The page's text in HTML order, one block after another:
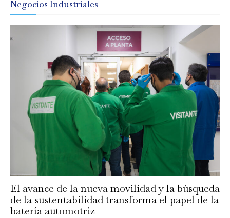
Negocios Industriales
El avance de la nueva movilidad y la búsqueda
de la sustentabilidad transforma el papel de la
batería automotriz